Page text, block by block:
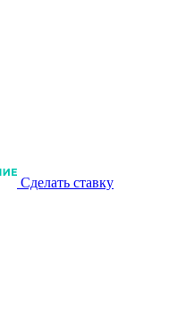
Сделать ставку